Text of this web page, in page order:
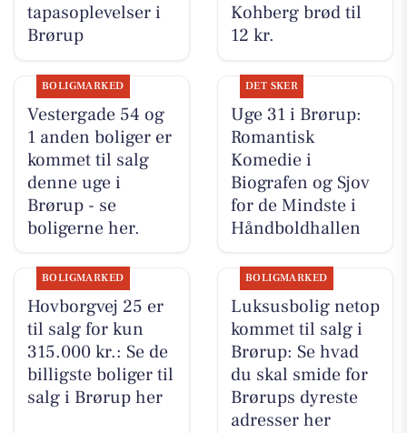
tapasoplevelser i
Brørup
Kohberg brød til
12 kr.
BOLIGMARKED
Vestergade 54 og
1 anden boliger er
kommet til salg
denne uge i
Brørup - se
boligerne her.
DET SKER
Uge 31 i Brørup:
Romantisk
Komedie i
Biografen og Sjov
for de Mindste i
Håndboldhallen
BOLIGMARKED
Hovborgvej 25 er
til salg for kun
315.000 kr.: Se de
billigste boliger til
salg i Brørup her
BOLIGMARKED
Luksusbolig netop
kommet til salg i
Brørup: Se hvad
du skal smide for
Brørups dyreste
adresser her